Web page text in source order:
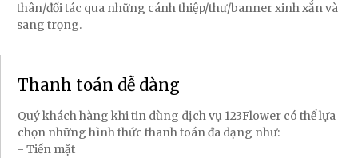
thân/đối tác qua những cánh thiệp/thư/banner xinh xắn và
sang trọng.
Thanh toán dễ dàng
Quý khách hàng khi tin dùng dịch vụ 123Flower có thể lựa
chọn những hình thức thanh toán đa dạng như:
- Tiền mặt